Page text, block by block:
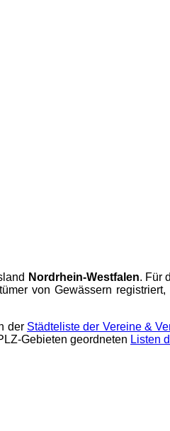
Nordrhein-Westfalen. Für
von Gewässern
der Städteliste der Vereine &
Gebieten geordneten Listen